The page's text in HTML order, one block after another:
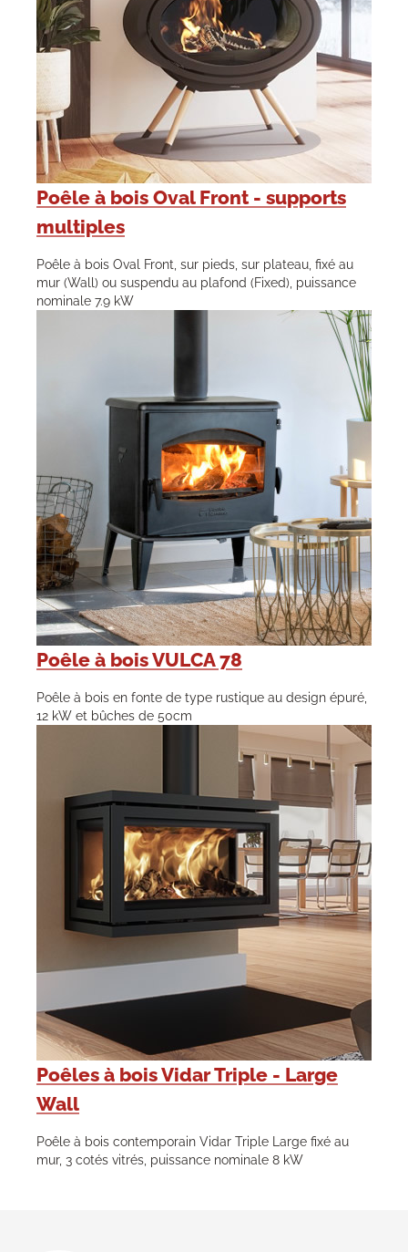
Poêle à bois Oval Front - supports
multiples
Poêle à bois Oval Front, sur pieds, sur plateau, fixé au
mur (Wall) ou suspendu au plafond (Fixed), puissance
nominale 7.9 kW
Poêle à bois VULCA 78
Poêle à bois en fonte de type rustique au design épuré,
12 kW et bûches de 50cm
Poêles à bois Vidar Triple - Large
Wall
Poêle à bois contemporain Vidar Triple Large fixé au
mur, 3 cotés vitrés, puissance nominale 8 kW